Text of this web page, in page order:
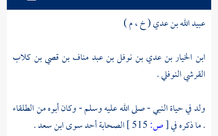
عبيد الله بن عدي ( خ ، م )
ابن الخيار بن عدي بن نوفل بن عبد مناف بن قصي بن كلاب
القرشي النوفلي .
ولد في حياة النبي - صلى الله عليه وسلم - وكان أبوه من الطلقاء
. ما ذكره في[ص: الصحابة أحد سوىابن سعد.